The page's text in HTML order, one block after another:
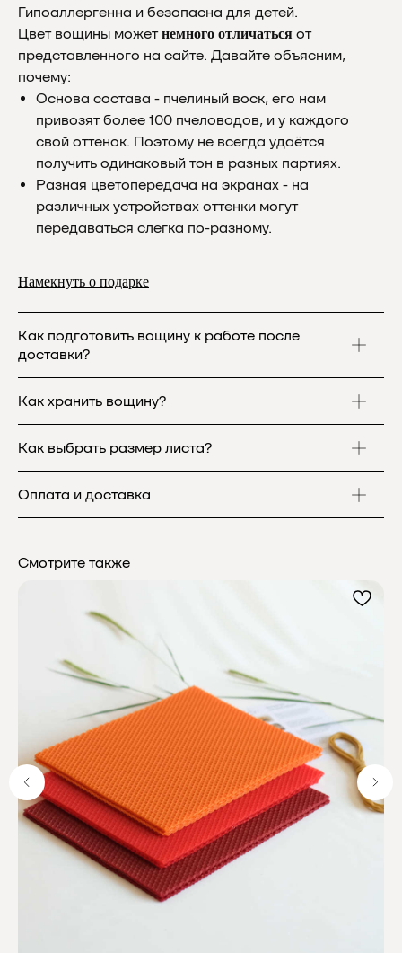
Гипоаллергенна и безопасна для детей.
Цвет вощины можетнемного отличаться от
представленного на сайте. Давайте объясним,
почему:
Основа состава - пчелиный воск, его нам
привозят более 100 пчеловодов, и у каждого
свой оттенок. Поэтому не всегда удаётся
получить одинаковый тон в разных партиях.
Разная цветопередача на экранах - на
различных устройствах оттенки могут
передаваться слегка по-разному.
Намекнуть о подарке
Как подготовить вощину к работе после
доставки?
Как хранить вощину?
Как выбрать размер листа?
Оплата и доставка
Смотрите также
Почему выбирают
Мелипонини